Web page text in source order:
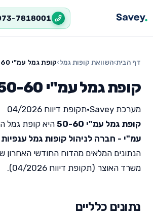
7818001
דף הבית›השוואת קופות גמל›קופת גמל עמ"י 50-60
קופת גמל עמ"י 50-60
מערכת Savey •תקופת דיווח 04/2026
קופת גמל עמ"י 50-60
היא קופת גמל
עמ"י - חברה לניהול קופות גמל
הנתונים המלאים מהדוח החודשי האחרון
משרד האוצר (תקופת דיווח 04/2026).
נתונים כלליים